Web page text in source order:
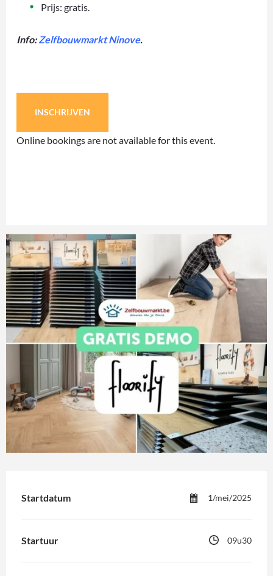
Prijs: gratis.
Info: Zelfbouwmarkt Ninove.
INSCHRIJVEN
Online bookings are not available for this event.
Startdatum 1/mei/2025
Startuur 09u30